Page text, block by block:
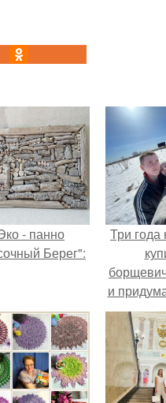
- панно
Берег":
Три
и